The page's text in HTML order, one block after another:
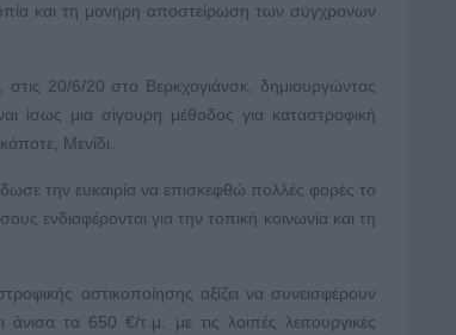
και τη μονήρη αποστείρωση των σύγχρονων
στις 20/6/20 στο Βερκχογιάνσκ, δημιουργώντας
ίσως μια σίγουρη μέθοδος για καταστροφική
Μενίδι.
την ευκαιρία να επισκεφθώ πολλές φορές το
ενδιαφέρονται για την τοπική κοινωνία και τη
αστικοποίησης αξίζει να συνεισφέρουν
τα 650 €/τ.μ. με τις λοιπές λειτουργικές